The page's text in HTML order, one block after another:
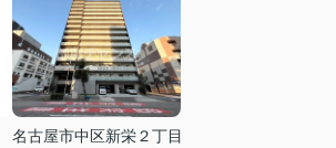
名古屋市中区新栄２丁目